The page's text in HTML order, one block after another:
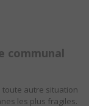
communal
toute autre situation
les plus fragiles.